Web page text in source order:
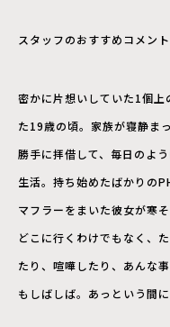
スタッフのおすすめコメント
密かに片想いしていた1個上
た19歳の頃。家族が寝静ま
勝手に拝借して、毎日のよ
生活。持ち始めたばかりの
マフラーをまいた彼女が寒
どこに行くわけでもなく、
たり、喧嘩したり、あんな
もしばしば。あっという間